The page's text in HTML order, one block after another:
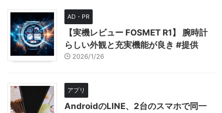
AD・PR
【実機レビュー FOSMET R1】 腕時計
らしい外観と充実機能が良き #提供
2026/1/26
アプリ
AndroidのLINE、2台のスマホで同一